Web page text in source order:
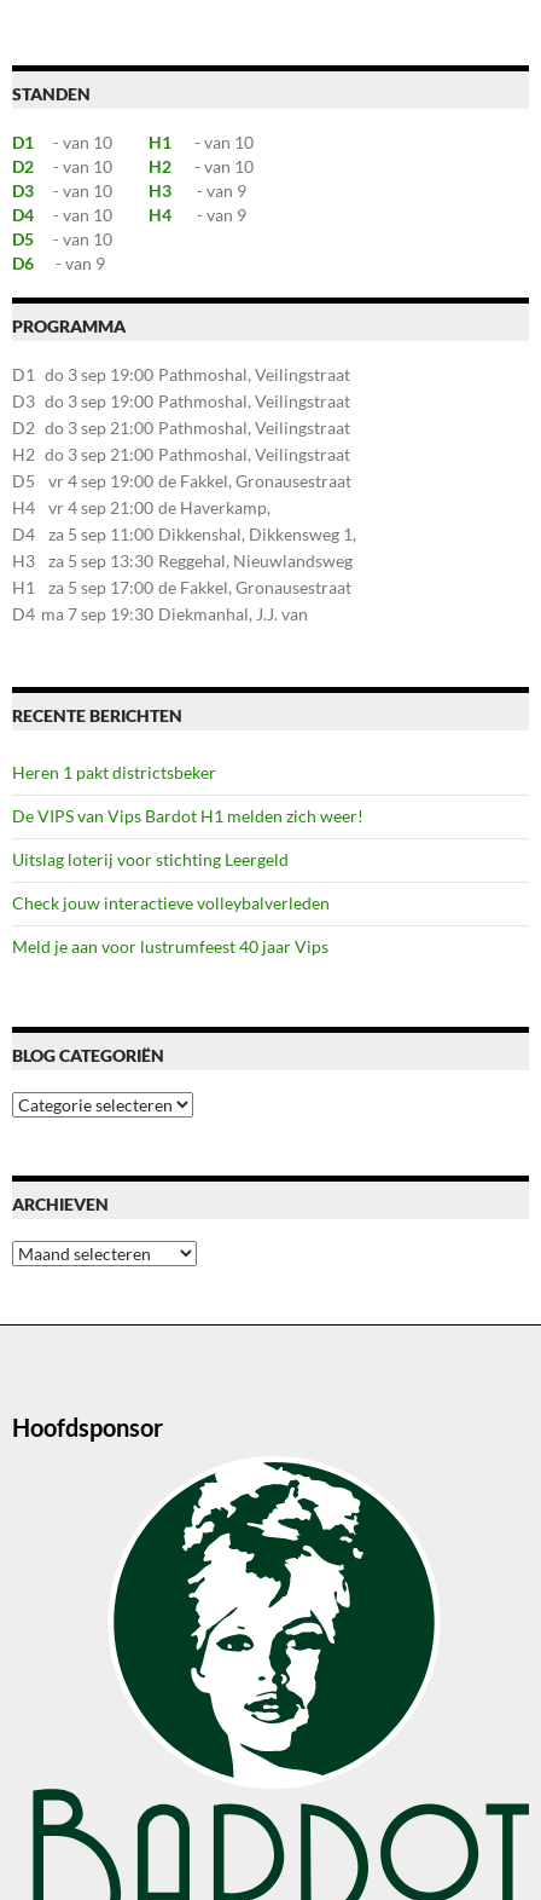
STANDEN
D1 - van 10 H1
- van 10
D2
- van 10 H2
- van 10
D3
- van 10 H3
- van 9
D4
- van 10 H4
- van 9
D5
- van 10
D6
- van 9
PROGRAMMA
D1 do 3 sep 19:00 Pathmoshal, Veilingstraat
20, 7545LZ Enschede
D3 do 3 sep 19:00 Pathmoshal, Veilingstraat
20, 7545LZ Enschede
D2 do 3 sep 21:00 Pathmoshal, Veilingstraat
20, 7545LZ Enschede
H2 do 3 sep 21:00 Pathmoshal, Veilingstraat
20, 7545LZ Enschede
D5 vr 4 sep 19:00 de Fakkel, Gronausestraat
107, 7581CE Losser
H4 vr 4 sep 21:00 de Haverkamp,
Stationsstraat 30, 7475AM
Markelo
D4 za 5 sep 11:00 Dikkenshal, Dikkensweg 1,
7641CC Wierden
H3 za 5 sep 13:30 Reggehal, Nieuwlandsweg
1, 7461VP Rijssen
H1 za 5 sep 17:00 de Fakkel, Gronausestraat
107, 7581CE Losser
D4 ma 7 sep 19:30 Diekmanhal, J.J. van
RECENTE BERICHTEN
Heren 1 pakt districtsbeker
De VIPS van Vips Bardot H1 melden zich weer!
Uitslag loterij voor stichting Leergeld
Check jouw interactieve volleybalverleden
Meld je aan voor lustrumfeest 40 jaar Vips
BLOG CATEGORIËN
Blog
categoriën
ARCHIEVEN
Archieven
Hoofdsponsor